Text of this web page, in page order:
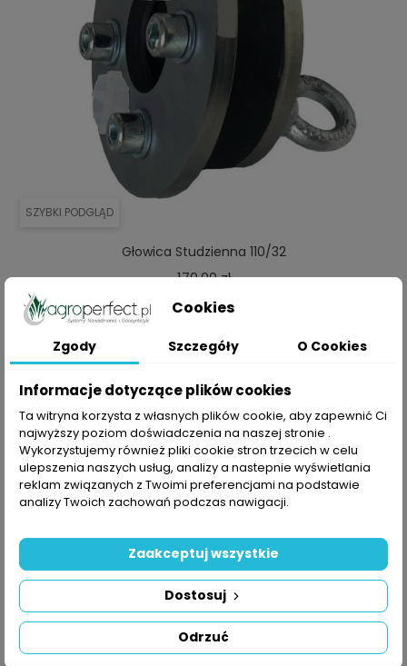
SZYBKI PODGLĄD
Głowica Studzienna 110/32
170,00 złCena
DODAJ DO KOSZYKA
ZOBACZ PRODUKT
Cookies
Zgody Szczegóły O Cookies
Informacje dotyczące plików cookies
Ta witryna korzysta z własnych plików cookie, aby zapewnić Ci
najwyższy poziom doświadczenia na naszej stronie .
Wykorzystujemy również pliki cookie stron trzecich w celu
ulepszenia naszych usług, analizy a nastepnie wyświetlania
reklam związanych z Twoimi preferencjami na podstawie
analizy Twoich zachowań podczas nawigacji.
Odrzuć
Dostosuj
Zaakceptuj wszystkie